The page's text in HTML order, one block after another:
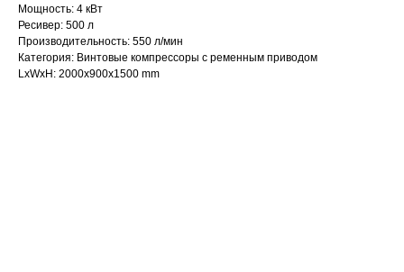
Мощность: 4 кВт
Ресивер: 500 л
Производительность: 550 л/мин
Категория: Винтовые компрессоры с ременным приводом
LxWxH: 2000x900x1500 mm